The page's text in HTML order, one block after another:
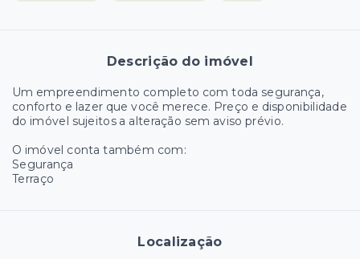
Descrição do imóvel
Um empreendimento completo com toda segurança,
conforto e lazer que você merece. Preço e disponibilidade
do imóvel sujeitos a alteração sem aviso prévio.
O imóvel conta também com:
Segurança
Terraço
Localização